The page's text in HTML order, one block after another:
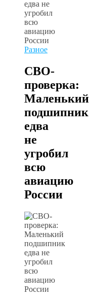
Разное
СВО-
проверка:
Маленький
подшипник
едва
не
угробил
всю
авиацию
России